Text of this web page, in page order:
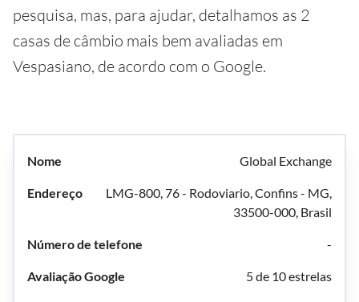
pesquisa, mas, para ajudar, detalhamos as 2
casas de câmbio mais bem avaliadas em
Vespasiano, de acordo com o Google.
Global Exchange
LMG-800, 76 - Rodoviario, Confins - MG,
33500-000, Brasil
-
5 de 10 estrelas